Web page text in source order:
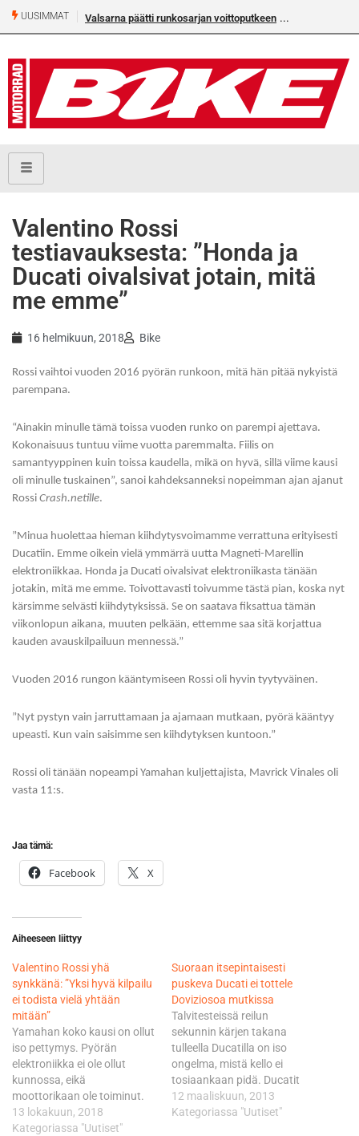
UUSIMMAT Valsarna päätti runkosarjan voittoputkeen
Valentino Rossi
testiavauksesta: ”Honda ja
Ducati oivalsivat jotain, mitä
me emme”
16 helmikuun, 2018 Bike
Rossi vaihtoi vuoden 2016 pyörän runkoon, mitä hän pitää nykyistä
parempana.
“Ainakin minulle tämä toissa vuoden runko on parempi ajettava.
Kokonaisuus tuntuu viime vuotta paremmalta. Fiilis on
samantyyppinen kuin toissa kaudella, mikä on hyvä, sillä viime kausi
oli minulle tuskainen”, sanoi kahdeksanneksi nopeimman ajan ajanut
Rossi Crash.netille.
”Minua huolettaa hieman kiihdytysvoimamme verrattuna erityisesti
Ducatiin. Emme oikein vielä ymmärrä uutta Magneti-Marellin
elektroniikkaa. Honda ja Ducati oivalsivat elektroniikasta tänään
jotakin, mitä me emme. Toivottavasti toivumme tästä pian, koska nyt
kärsimme selvästi kiihdytyksissä. Se on saatava fiksattua tämän
viikonlopun aikana, muuten pelkään, ettemme saa sitä korjattua
kauden avauskilpailuun mennessä.”
Vuoden 2016 rungon kääntymiseen Rossi oli hyvin tyytyväinen.
”Nyt pystyn vain jarruttamaan ja ajamaan mutkaan, pyörä kääntyy
upeasti. Kun vain saisimme sen kiihdytyksen kuntoon.”
Rossi oli tänään nopeampi Yamahan kuljettajista, Mavrick Vinales oli
vasta 11:s.
Jaa tämä:
Facebook X
Aiheeseen liittyy
Valentino Rossi yhä
synkkänä: ”Yksi hyvä kilpailu
ei todista vielä yhtään
mitään”
Yamahan koko kausi on ollut
iso pettymys. Pyörän
elektroniikka ei ole ollut
kunnossa, eikä
moottorikaan ole toiminut.
Niin Rossi kuin Maverick
Vinaleskin ovat valittaneet
13 lokakuun, 2018
Kategoriassa "Uutiset"
Suoraan itsepintaisesti
puskeva Ducati ei tottele
Doviziosoa mutkissa
Talvitesteissä reilun
sekunnin kärjen takana
tulleella Ducatilla on iso
ongelma, mistä kello ei
tosiaankaan pidä. Ducatit
ovat tuhottoman hitaita
mutkien keskivaiheilla
12 maaliskuun, 2013
Kategoriassa "Uutiset"